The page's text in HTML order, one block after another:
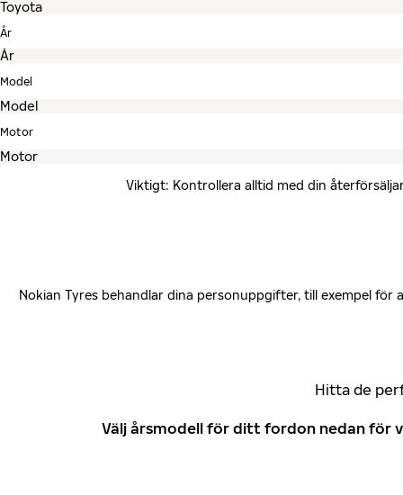
År
Model
Motor
Viktigt: Kontrollera alltid med din
Nokian Tyres behandlar dina personuppgifter, till exempel
Hitta de
Välj årsmodell för ditt fordon nedan för